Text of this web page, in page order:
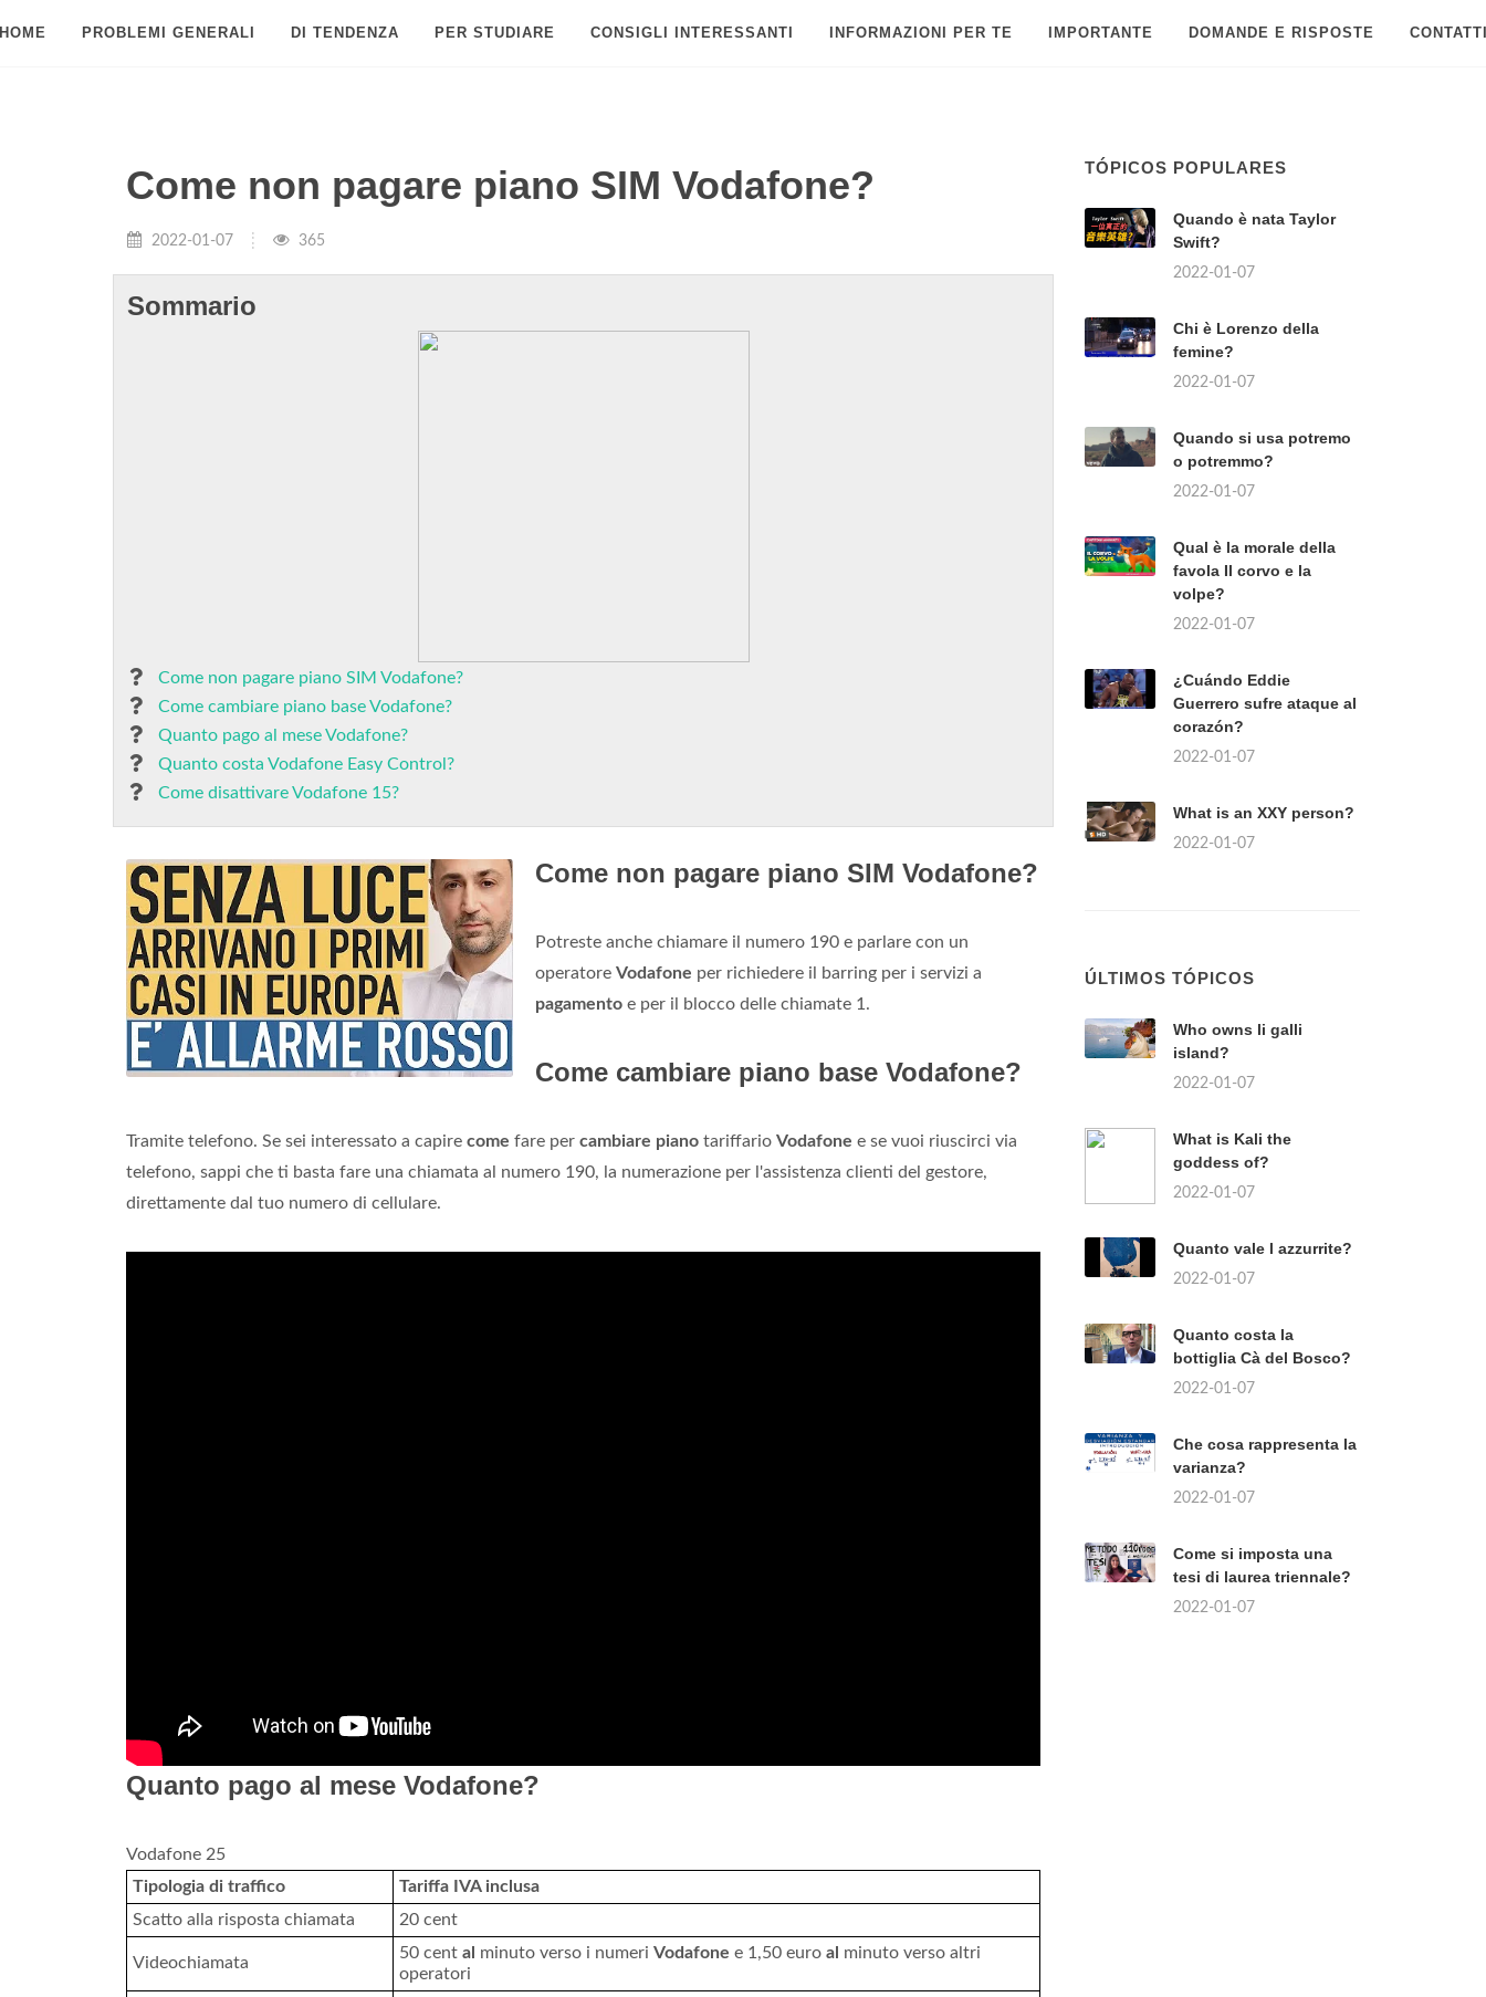
PROBLEMI GENERALI DI TENDENZA PER STUDIARE CONSIGLI INTERESSANTI INFORMAZIONI PER TE IMPORTANTE DOMANDE E RISPOSTE
Come non pagare piano SIM Vodafone?
2022-01-07 365
Sommario
Come non pagare piano SIM Vodafone?
Come cambiare piano base Vodafone?
Quanto pago al mese Vodafone?
Quanto costa Vodafone Easy Control?
Come disattivare Vodafone 15?
Come non pagare piano SIM Vodafone?
Potreste anche chiamare il numero 190 e parlare con un
operatore Vodafone per richiedere il barring per i servizi a
pagamento e per il blocco delle chiamate 1.
Come cambiare piano base Vodafone?
Tramite telefono. Se sei interessato a capire come fare per cambiare piano tariffario Vodafone e se vuoi riuscirci via
telefono, sappi che ti basta fare una chiamata al numero 190, la numerazione per l'assistenza clienti del gestore,
direttamente dal tuo numero di cellulare.
Quanto pago al mese Vodafone?
Vodafone 25
Tipologia di traffico
Tariffa IVA inclusa
Scatto alla risposta chiamata
20 cent
Videochiamata
50 cent al minuto verso i numeri Vodafone e 1,50 euro al minuto verso altri
operatori
TÓPICOS POPULARES
Quando è nata Taylor
Swift?
2022-01-07
Chi è Lorenzo della
femine?
2022-01-07
Quando si usa potremo
o potremmo?
2022-01-07
Qual è la morale della
favola Il corvo e la
volpe?
2022-01-07
¿Cuándo Eddie
Guerrero sufre ataque al
corazón?
2022-01-07
What is an XXY person?
2022-01-07
ÚLTIMOS TÓPICOS
Who owns li galli
island?
2022-01-07
What is Kali the
goddess of?
2022-01-07
Quanto vale l azzurrite?
2022-01-07
Quanto costa la
bottiglia Cà del Bosco?
2022-01-07
Che cosa rappresenta la
varianza?
2022-01-07
Come si imposta una
tesi di laurea triennale?
2022-01-07